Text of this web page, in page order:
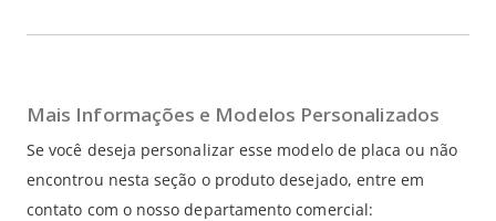
Mais Informações e Modelos Personalizados
Se você deseja personalizar esse modelo de placa ou não
encontrou nesta seção o produto desejado, entre em
contato com o nosso departamento comercial: